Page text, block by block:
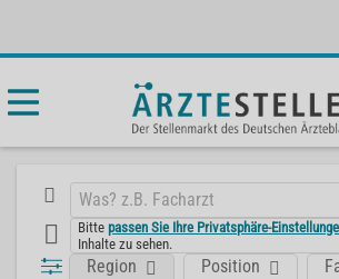
Bittepassen Sie Ihre Privatsphäre-
Inhalte zu sehen.
Position
Region